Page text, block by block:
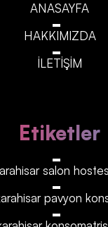
ANASAYFA
HAKKIMIZDA
İLETİŞİM
Etiketler
salon
pavyon